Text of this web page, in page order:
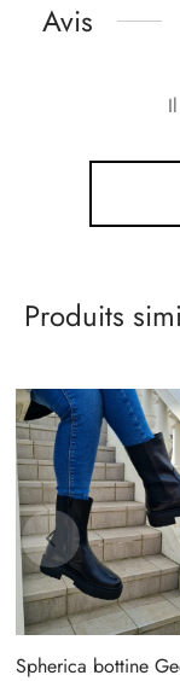
Avis
Produits
Spherica bottine